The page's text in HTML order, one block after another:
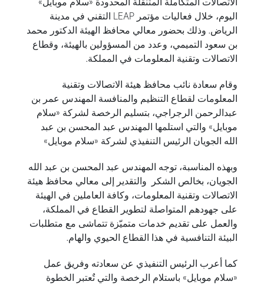
اليوم، خلال فعاليات مؤتمر LEAP التقني في مدينة
الرياض. وذلك بحضور معالي محافظ الهيئة الدكتور محمد
بن سعود التميمي، وعدد من المسؤولين بالهيئة، وقطاع
الاتصالات وتقنية المعلومات في المملكة.
وقام سعادة نائب محافظ هيئة الاتصالات وتقنية
المعلومات لقطاع التنظيم والمنافسة المهندس عمر بن
عبدالرحمن الرجراجي، بتسليم الرخصة لشركة «سلام
موبايل» والتي استلمها المهندس عبد المحسن بن عبد
الله الجويان الرئيس التنفيذي لشركة «سلام موبايل»
وبهذه المناسبة، توجه المهندس عبد المحسن بن عبد الله
الجويان، بخالص الشكر والتقدير إلى معالي محافظ هيئة
الاتصالات وتقنية المعلومات، وكافة العاملين في الهيئة
على جهودهم المتواصلة لتطوير القطاع في المملكة،
والعمل على تقديم خدمات متميّزة تتماشى مع متطلبات
البيئة التنافسية في هذا القطاع الحيوي والهام.
كما أعرب الرئيس التنفيذي عن سعادته وفريق عمل
«سلام موبايل» باستلام الرخصة والتي تٌعتبر الخطوة